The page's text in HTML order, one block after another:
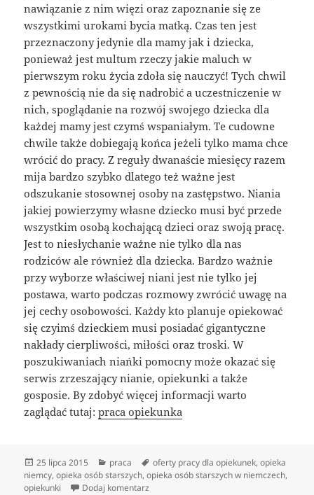
nawiązanie z nim więzi oraz zapoznanie się ze
wszystkimi urokami bycia matką. Czas ten jest
przeznaczony jedynie dla mamy jak i dziecka,
ponieważ jest multum rzeczy jakie maluch w
pierwszym roku życia zdoła się nauczyć! Tych chwil
z pewnością nie da się nadrobić a uczestniczenie w
nich, spoglądanie na rozwój swojego dziecka dla
każdej mamy jest czymś wspaniałym. Te cudowne
chwile także dobiegają końca jeżeli tylko mama chce
wrócić do pracy. Z reguły dwanaście miesięcy razem
mija bardzo szybko dlatego też ważne jest
odszukanie stosownej osoby na zastępstwo. Niania
jakiej powierzymy własne dziecko musi być przede
wszystkim osobą kochającą dzieci oraz swoją pracę.
Jest to niesłychanie ważne nie tylko dla nas
rodziców ale również dla dziecka. Bardzo ważnie
przy wyborze właściwej niani jest nie tylko jej
postawa, warto podczas rozmowy zwrócić uwagę na
jej cechy osobowości. Każdy kto planuje opiekować
się czyimś dzieckiem musi posiadać gigantyczne
nakłady cierpliwości, miłości oraz troski. W
poszukiwaniach niańki pomocny może okazać się
serwis zrzeszający nianie, opiekunki a także
gosposie. By zdobyć więcej informacji warto
zaglądać tutaj:praca opiekunka
Data
publikacji
25 lipca 2015 Kategorie
praca Tagi
oferty pracy dla opiekunek,opieka
niemcy,opieka osób starszych,opieka osób starszych w niemczech,
opiekunki
Dodaj komentarz